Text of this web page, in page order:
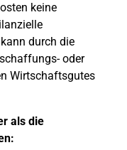
keine
durch die
oder
Wirtschaftsgutes
als die